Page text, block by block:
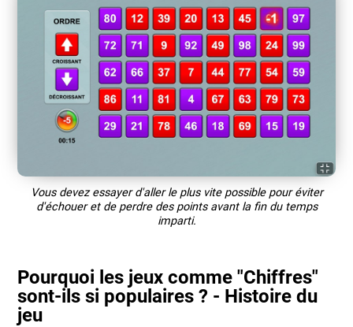
Vous devez essayer d'aller le plus vite possible pour éviter
d'échouer et de perdre des points avant la fin du temps
imparti.
Pourquoi les jeux comme "Chiffres"
sont-ils si populaires ? - Histoire du
jeu